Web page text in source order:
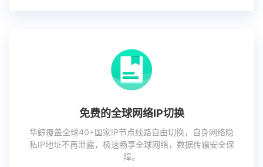
免费的全球网络IP切换
华鲸覆盖全球40+国家IP节点线路自由切换，自身网络隐
私IP地址不再泄露，极速畅享全球网络，数据传输安全保
障。